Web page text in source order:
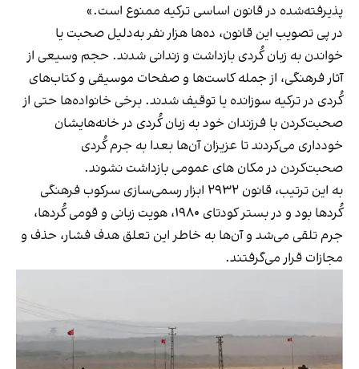
پذیرفته‌شده در قانون اساسی ترکیه ممنوع است.»
در پی تصویب این قانون، ده‌ها هزار نفر به‌دلیل صحبت یا
خواندن به زبان کُردی بازداشت و زندانی شدند. حجم وسیعی از
آثار فرهنگی، از جمله کاست‌ها و صفحات موسیقی و کتاب‌های
کُردی در ترکیه سوزانده یا توقیف شدند. برخی خانواده‌ها حتی از
صحبت‌کردن با فرزندان خود به زبان کُردی در خانه‌هایشان
خودداری می‌کردند تا عزیزان‌ آن‌ها بعدا به جرم کُردی
صحبت‌کردن در مکان های عمومی بازداشت نشوند.
به‌ این ترتیب، قانون ۲۹۳۲ ابزار رسمی‌سازی سرکوب فرهنگی
کُردها بود و در بستر کودتای ۱۹۸۰، هویت زبانی و قومی‌ کُردها،
جرم تلقی می‌شد و آن‌ها به خاطر این تعلق هدف فشار، حذف و
مجازات قرار می‌گرفتند.